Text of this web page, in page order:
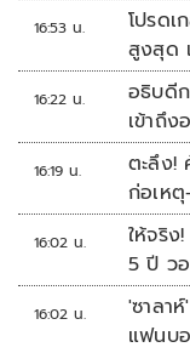
16:53 น.
โปรด
สูงสุด
16:22 น.
อธิบดี
เข้าถึ
ชนวน
16:19 น.
ตะลึง!
ก่อเห
16:02 น.
ให้จริง
5 ปี ว
16:02 น.
'ซาลา
แฟนบ